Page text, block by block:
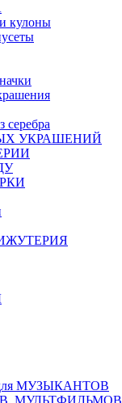
кулоны
УКРАШЕНИЙ
МУЗЫКАНТОВ